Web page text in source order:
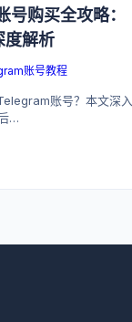
购买全攻略：
度解析
账号教程
账号？本文深入
…